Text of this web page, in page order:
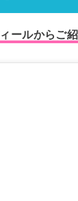
ールからご紹